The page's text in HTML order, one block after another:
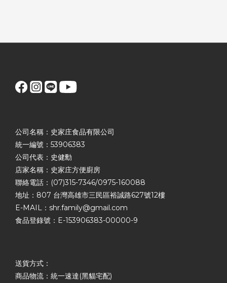
公司名稱：史家庄食品有限公司
統一編號：53906383
公司代表：史健勳
店家名稱：史家庄方便廚房
聯絡電話：(07)315-7346/0975-160088
地址：807 台灣高雄市三民區裕誠路627號12樓
E-MAIL：shr.family@gmail.com
食品登錄號：E-153906383-00000-9
送貨方式：
商品物流：統一速達(黑貓宅配)